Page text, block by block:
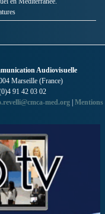
Audiovisuelle
Marseille (France)
91 42 03 02
med.org | Mentions